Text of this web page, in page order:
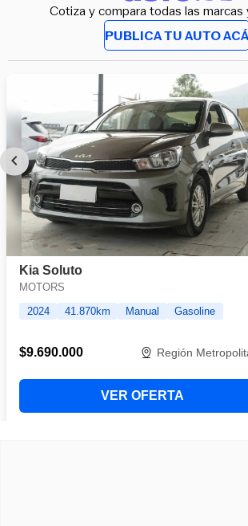
Cotiza y compara todas las marcas
PUBLICA TU AUTO ACÁ